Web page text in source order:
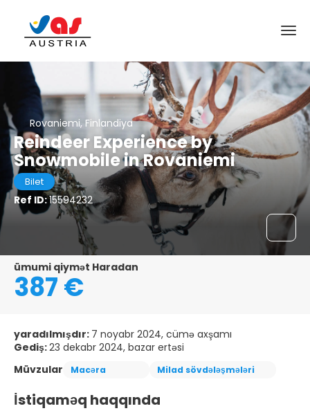
Rovaniemi, Finlandiya
Reindeer Experience by
Snowmobile in Rovaniemi
Bilet
Ref ID:15594232
ümumi qiymət Haradan
387 €
yaradılmışdır: 7 noyabr 2024, cümə axşamı
Gediş:23 dekabr 2024, bazar ertəsi
Müvzular
Macəra Milad sövdələşmələri
İstiqaməq haqqında